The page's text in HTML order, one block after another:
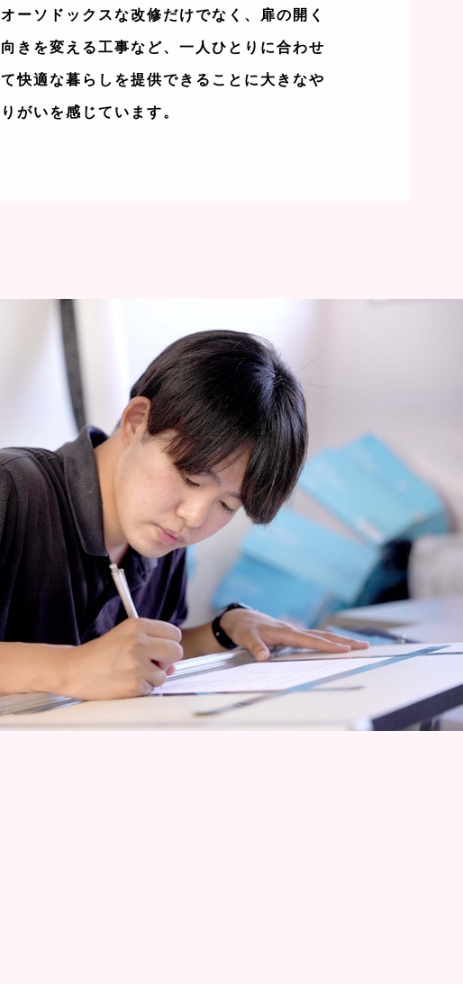
オーソドックスな改修だけでなく、扉の開く
向きを変える工事など、一人ひとりに合わせ
て快適な暮らしを提供できることに大きなや
りがいを感じています。